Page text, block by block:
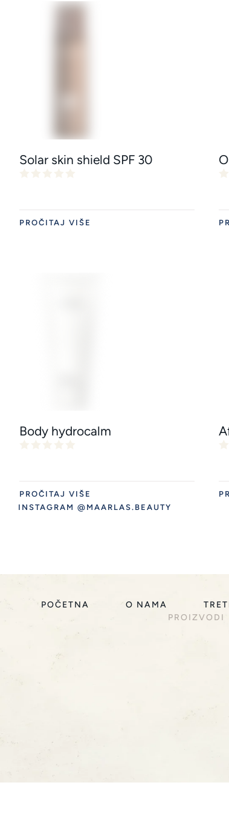
Solar skin shield SPF 30
PROČITAJ VIŠE
Body hydrocalm
PROČITAJ VIŠE
INSTAGRAM @MAARLAS.BEAUTY
POČETNA O NAMA
PROIZVODI